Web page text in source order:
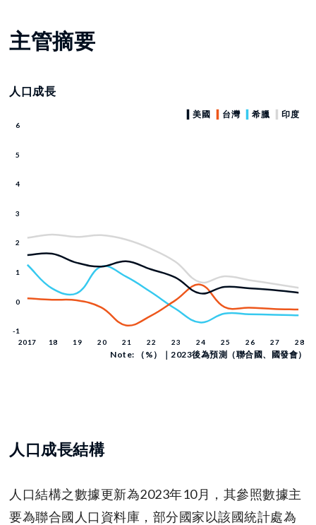
主管摘要
人口成長
Note: （%）｜2023後為預測（聯合國、國發會）
人口成長結構
人口結構之數據更新為2023年10月，其參照數據主
要為聯合國人口資料庫，部分國家以該國統計處為